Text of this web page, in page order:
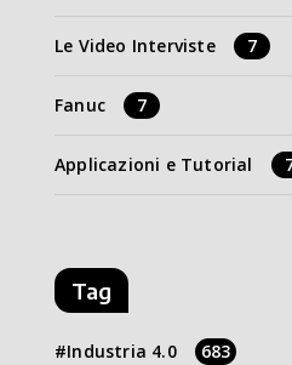
Le Video Interviste 7
Fanuc 7
Applicazioni e Tutorial
Tag
Industria 4.0 683